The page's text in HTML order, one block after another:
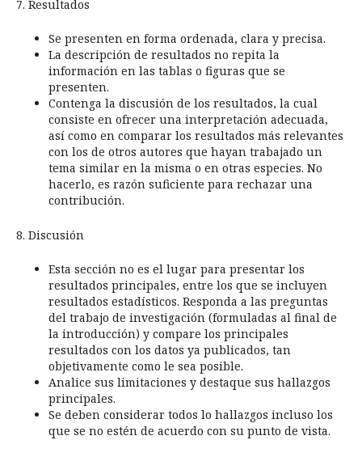
7. Resultados
Se presenten en forma ordenada, clara y precisa.
La descripción de resultados no repita la
información en las tablas o figuras que se
presenten.
Contenga la discusión de los resultados, la cual
consiste en ofrecer una interpretación adecuada,
así como en comparar los resultados más relevantes
con los de otros autores que hayan trabajado un
tema similar en la misma o en otras especies. No
hacerlo, es razón suficiente para rechazar una
contribución.
8. Discusión
Esta sección no es el lugar para presentar los
resultados principales, entre los que se incluyen
resultados estadísticos. Responda a las preguntas
del trabajo de investigación (formuladas al final de
la introducción) y compare los principales
resultados con los datos ya publicados, tan
objetivamente como le sea posible.
Analice sus limitaciones y destaque sus hallazgos
principales.
Se deben considerar todos lo hallazgos incluso los
que se no estén de acuerdo con su punto de vista.